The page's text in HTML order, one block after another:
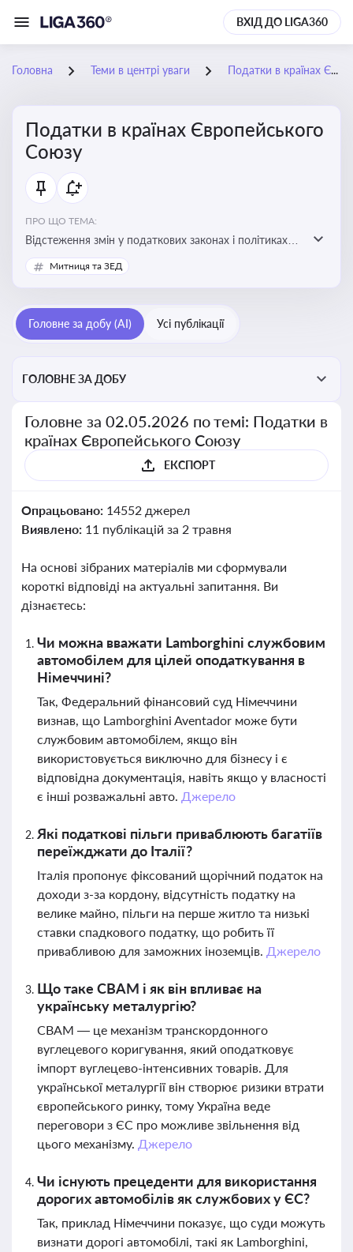
ВХІД ДО LIGA360
Головна Теми в центрі уваги Податки в країнах Європейського Союзу
Податки в країнах Європейського
Союзу
ПРО ЩО ТЕМА:
Відстеження змін у податкових законах і політиках
країн ЄС. Моніторинг кейсів, що впливають на бізнес-
процеси та фінансову звітність
Митниця та ЗЕД
Головне за добу (AI) Усі публікації
ГОЛОВНЕ ЗА ДОБУ
Головне за 02.05.2026 по темі: Податки в
країнах Європейського Союзу
ЕКСПОРТ
Опрацьовано: 14552 джерел
Виявлено: 11 публікацій за 2 травня
На основі зібраних матеріалів ми сформували
короткі відповіді на актуальні запитання. Ви
дізнаєтесь:
Чи можна вважати Lamborghini службовим
автомобілем для цілей оподаткування в
Німеччині?
Так, Федеральний фінансовий суд Німеччини
визнав, що Lamborghini Aventador може бути
службовим автомобілем, якщо він
використовується виключно для бізнесу і є
відповідна документація, навіть якщо у власності
є інші розважальні авто. Джерело
Які податкові пільги приваблюють багатіїв
переїжджати до Італії?
Італія пропонує фіксований щорічний податок на
доходи з-за кордону, відсутність податку на
велике майно, пільги на перше житло та низькі
ставки спадкового податку, що робить її
привабливою для заможних іноземців. Джерело
Що таке CBAM і як він впливає на
українську металургію?
CBAM — це механізм транскордонного
вуглецевого коригування, який оподатковує
імпорт вуглецево-інтенсивних товарів. Для
української металургії він створює ризики втрати
європейського ринку, тому Україна веде
переговори з ЄС про можливе звільнення від
цього механізму. Джерело
Чи існують прецеденти для використання
дорогих автомобілів як службових у ЄС?
Так, приклад Німеччини показує, що суди можуть
визнати дорогі автомобілі, такі як Lamborghini,